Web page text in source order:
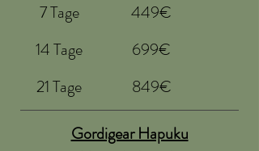
449€
7 Tage
699€
14 Tage
849€
21 Tage
Gordigear Hapuku